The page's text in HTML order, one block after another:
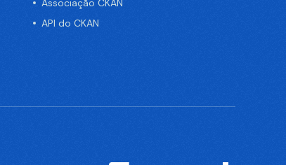
Associação CKAN
API do CKAN